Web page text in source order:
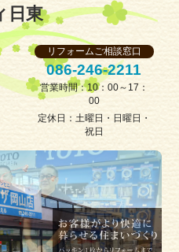
日東
リフォームご相談窓口
086-246-2211
営業時間：10：00～17：
00
定休日：土曜日・日曜日・
祝日